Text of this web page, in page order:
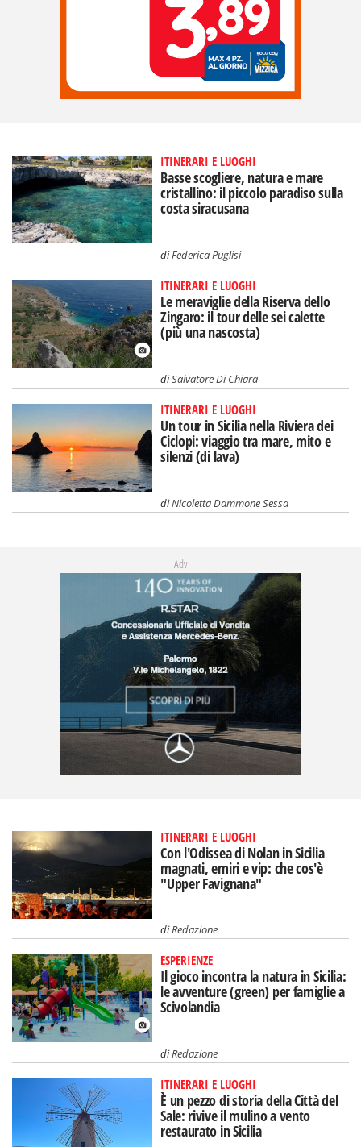
ITINERARI E LUOGHI
Basse scogliere, natura e mare
cristallino: il piccolo paradiso sulla
costa siracusana
diFederica Puglisi
ITINERARI E LUOGHI
Le meraviglie della Riserva dello
Zingaro: il tour delle sei calette
(più una nascosta)
diSalvatore Di Chiara
ITINERARI E LUOGHI
Un tour in Sicilia nella Riviera dei
Ciclopi: viaggio tra mare, mito e
silenzi (di lava)
diNicoletta Dammone Sessa
Adv
ITINERARI E LUOGHI
Con l'Odissea di Nolan in Sicilia
magnati, emiri e vip: che cos'è
"Upper Favignana"
diRedazione
ESPERIENZE
Il gioco incontra la natura in Sicilia:
le avventure (green) per famiglie a
Scivolandia
diRedazione
ITINERARI E LUOGHI
È un pezzo di storia della Città del
Sale: rivive il mulino a vento
restaurato in Sicilia